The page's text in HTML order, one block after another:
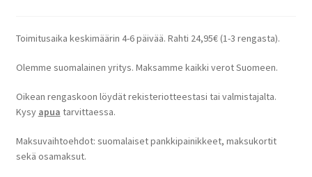
Toimitusaika keskimäärin 4-6 päivää. Rahti 24,95€ (1-3 rengasta).
Olemme suomalainen yritys. Maksamme kaikki verot Suomeen.
Oikean rengaskoon löydät rekisteriotteestasi tai valmistajalta.
Kysy apua tarvittaessa.
Maksuvaihtoehdot: suomalaiset pankkipainikkeet, maksukortit
sekä osamaksut.